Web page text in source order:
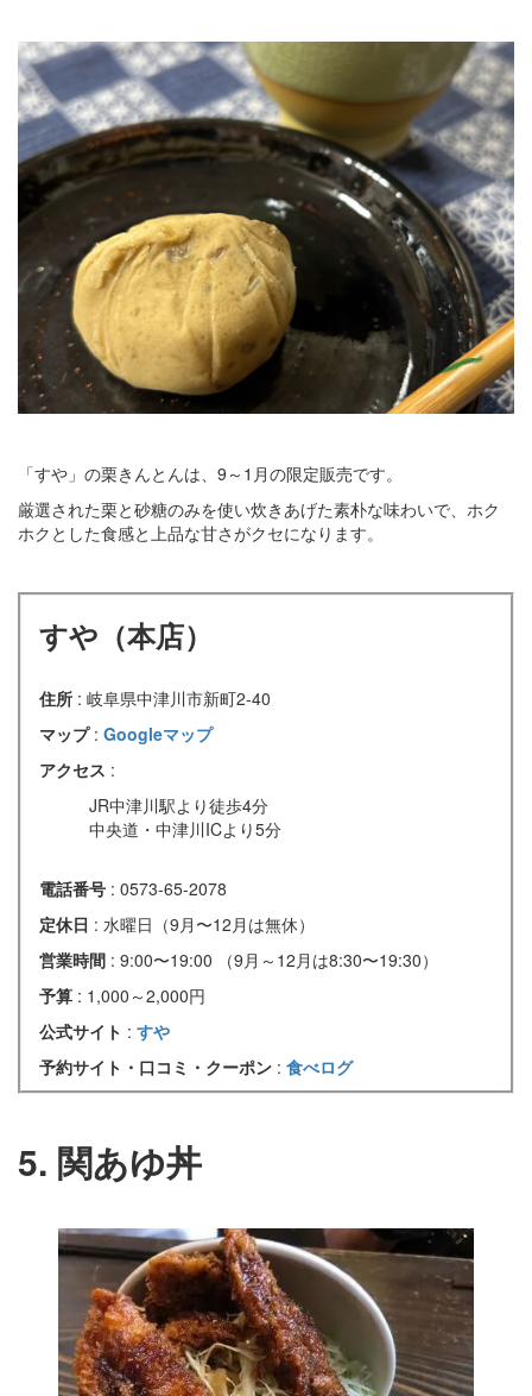
「すや」の栗きんとんは、9～1月の限定販売です。
厳選された栗と砂糖のみを使い炊きあげた素朴な味わいで、ホク
ホクとした食感と上品な甘さがクセになります。
すや（本店）
住所 : 岐阜県中津川市新町2-40
マップ : Googleマップ
アクセス :
JR中津川駅より徒歩4分
中央道・中津川ICより5分
電話番号 : 0573-65-2078
定休日 : 水曜日（9月〜12月は無休）
営業時間 : 9:00〜19:00 （9月～12月は8:30〜19:30）
予算 : 1,000～2,000円
公式サイト : すや
予約サイト・口コミ・クーポン : 食べログ
5. 関あゆ丼